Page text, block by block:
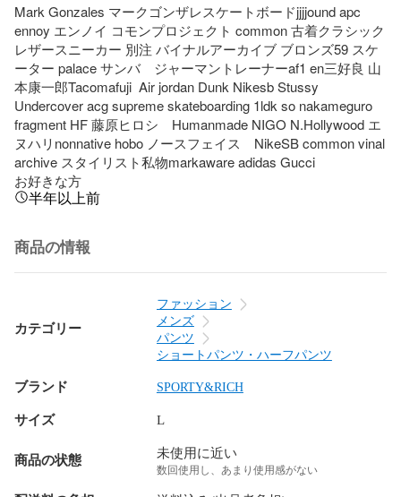
Mark Gonzales マークゴンザレスケートボードjjjjound apc
ennoy エンノイ コモンプロジェクト common 古着クラシック
レザースニーカー 別注 バイナルアーカイブ ブロンズ59 スケ
ーター palace サンバ　ジャーマントレーナーaf1 en三好良 山
本康一郎Tacomafuji  Air jordan Dunk Nikesb Stussy
Undercover acg supreme skateboarding 1ldk so nakameguro
fragment HF 藤原ヒロシ　Humanmade NIGO N.Hollywood エ
ヌハリnonnative hobo ノースフェイス　NikeSB common vinal
archive スタイリスト私物markaware adidas Gucci
お好きな方
半年以上前
商品の情報
カテゴリー
ファッション
メンズ
パンツ
ショートパンツ・ハーフパンツ
ブランド SPORTY&RICH
サイズ L
商品の状態 未使用に近い
数回使用し、あまり使用感がない